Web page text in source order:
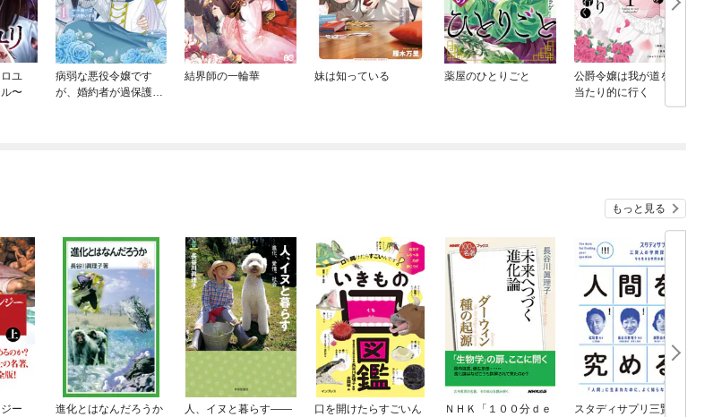
ユ
〜
病弱な悪役令嬢です
が、婚約者が過保護す
結界師の一輪華 妹は知っている 薬屋のひとりごと
公爵令嬢は我が道を場
当たり的に行く
もっと見る
ジー
進化とはなんだろうか
人、イヌと暮らす――
口を開けたらすごいん
ＮＨＫ「１００分ｄｅ
スタディサプリ三賢人